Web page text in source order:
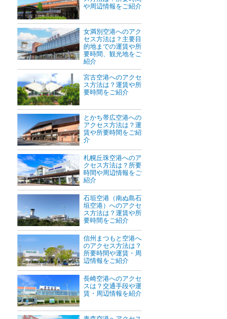
や周辺情報をご紹介
女満別空港へのアク
セス方法は？主要目
的地までの運賃や所
要時間、観光地をご
紹介
宮古空港へのアクセ
ス方法は？運賃や所
要時間をご紹介
とかち帯広空港への
アクセス方法は？運
賃や所要時間をご紹
介
札幌丘珠空港へのア
クセス方法は？所要
時間や周辺情報をご
紹介
石垣空港（南ぬ島石
垣空港）へのアクセ
ス方法は？運賃や所
要時間をご紹介
信州まつもと空港へ
のアクセス方法は？
所要時間や運賃・周
辺情報をご紹介
長崎空港へのアクセ
スは？交通手段や運
賃・周辺情報を紹介